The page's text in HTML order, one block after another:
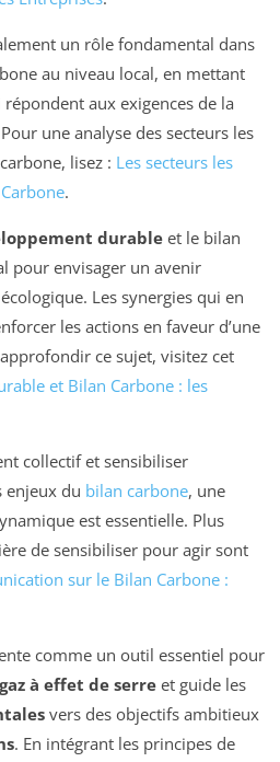
un rôle fondamental dans
au niveau local, en mettant
aux exigences de la
une analyse des secteurs les
lisez : Les secteurs les
.
durableet le bilan
pour envisager un avenir
Les synergies qui en
les actions en faveur d’une
ce sujet, visitez cet
et Bilan Carbone : les
collectif et sensibiliser
enjeux du bilan carbone, une
est essentielle. Plus
de sensibiliser pour agir sont
sur le Bilan Carbone :
comme un outil essentiel pour
à effet de serreet guide les
vers des objectifs ambitieux
. En intégrant les principes de